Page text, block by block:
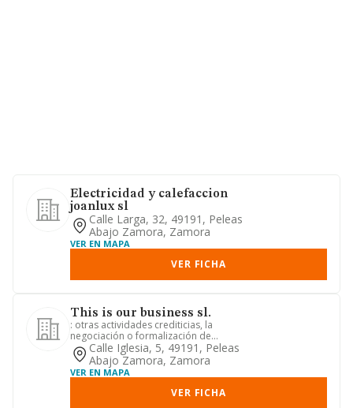
Electricidad y calefaccion
joanlux sl
Calle Larga, 32, 49191, Peleas
Abajo Zamora, Zamora
VER EN MAPA
VER FICHA
This is our business sl.
: otras actividades crediticias, la
negociación o formalización de
operaciones típicas de la activi...
Calle Iglesia, 5, 49191, Peleas
Abajo Zamora, Zamora
VER EN MAPA
VER FICHA